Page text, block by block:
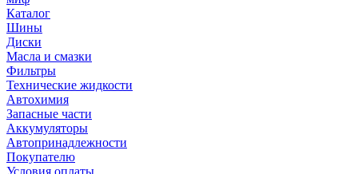
Каталог
Шины
Диски
Масла и смазки
Фильтры
Технические жидкости
Автохимия
Запасные части
Аккумуляторы
Автопринадлежности
Покупателю